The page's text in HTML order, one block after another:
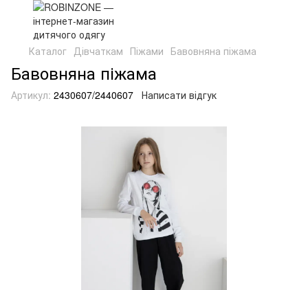
Каталог Дівчаткам Піжами Бавовняна піжама
Бавовняна піжама
Артикул: 2430607/2440607 Написати відгук